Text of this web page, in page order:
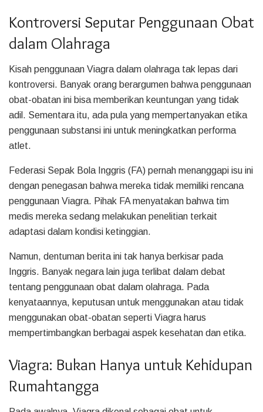
Kontroversi Seputar Penggunaan Obat
dalam Olahraga
Kisah penggunaan Viagra dalam olahraga tak lepas dari
kontroversi. Banyak orang berargumen bahwa penggunaan
obat-obatan ini bisa memberikan keuntungan yang tidak
adil. Sementara itu, ada pula yang mempertanyakan etika
penggunaan substansi ini untuk meningkatkan performa
atlet.
Federasi Sepak Bola Inggris (FA) pernah menanggapi isu ini
dengan penegasan bahwa mereka tidak memiliki rencana
penggunaan Viagra. Pihak FA menyatakan bahwa tim
medis mereka sedang melakukan penelitian terkait
adaptasi dalam kondisi ketinggian.
Namun, dentuman berita ini tak hanya berkisar pada
Inggris. Banyak negara lain juga terlibat dalam debat
tentang penggunaan obat dalam olahraga. Pada
kenyataannya, keputusan untuk menggunakan atau tidak
menggunakan obat-obatan seperti Viagra harus
mempertimbangkan berbagai aspek kesehatan dan etika.
Viagra: Bukan Hanya untuk Kehidupan
Rumahtangga